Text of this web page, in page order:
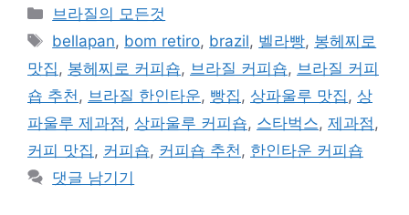
카
테
리
브라질의 모든것
태
그
bellapan, bom retiro, brazil, 벨라빵, 봉헤찌로
맛집, 봉헤찌로 커피숍, 브라질 커피숍, 브라질 커피
숍 추천, 브라질 한인타운, 빵집, 상파울루 맛집, 상
파울루 제과점, 상파울루 커피숍, 스타벅스, 제과점,
커피 맛집, 커피숍, 커피숍 추천, 한인타운 커피숍
댓글 남기기